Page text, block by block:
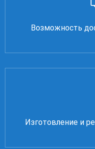
Возможность
Изготовление и